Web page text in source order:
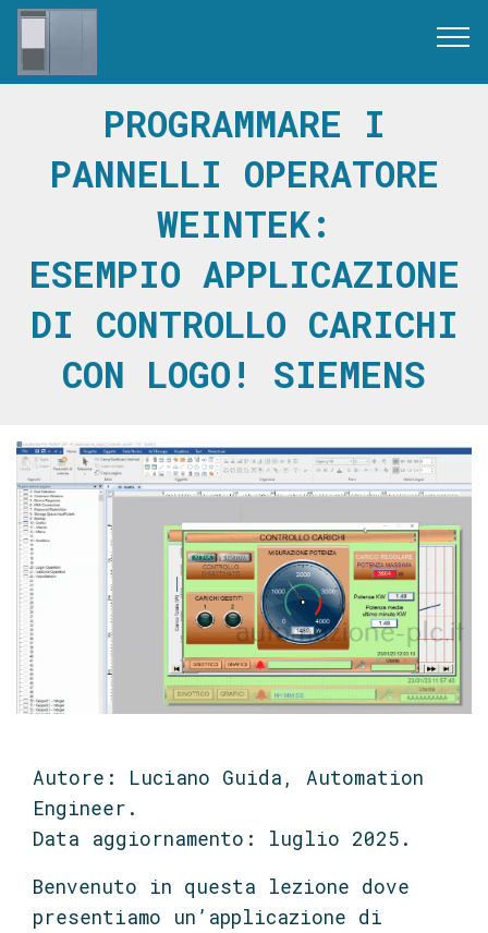
PROGRAMMARE I
PANNELLI OPERATORE
WEINTEK:
ESEMPIO APPLICAZIONE
DI CONTROLLO CARICHI
CON LOGO! SIEMENS
Autore: Luciano Guida, Automation
Engineer.
Data aggiornamento: luglio 2025.
Benvenuto in questa lezione dove
presentiamo un’applicazione di